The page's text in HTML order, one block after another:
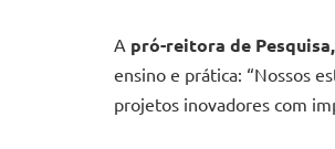
A pró-reitora de
ensino e prática: “Nossos
projetos inovadores com